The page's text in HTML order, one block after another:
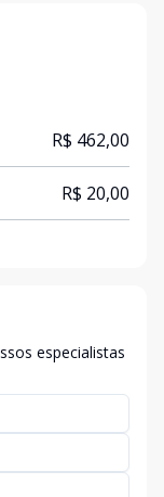
R$ 462,00
R$ 20,00
especialistas